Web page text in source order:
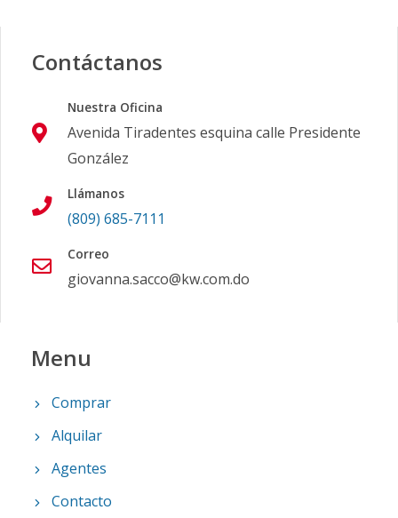
Contáctanos
Nuestra Oficina
Avenida Tiradentes esquina calle Presidente
González
Llámanos
(809) 685-7111
Correo
giovanna.sacco@kw.com.do
Menu
Comprar
Alquilar
Agentes
Contacto